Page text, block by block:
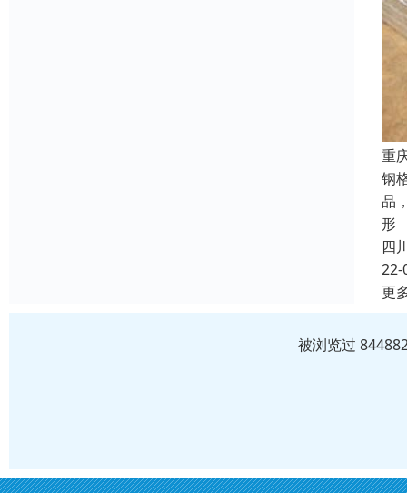
重
钢
品
形
四
22-
更
被浏览过